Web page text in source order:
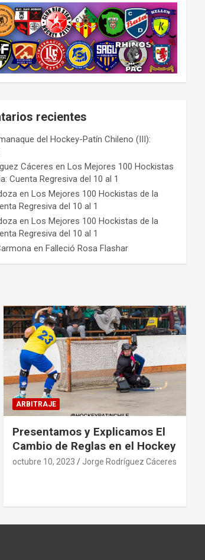
recientes
del Hockey-Patín Chileno (III):
Cáceres enLos Mejores 100 Hockistas
Cuenta Regresiva del 10 al 1
enLos Mejores 100 Hockistas de la
Regresiva del 10 al 1
enLos Mejores 100 Hockistas de la
Regresiva del 10 al 1
enFalleció Rosa Flashar
ARBITRAJE
Presentamos y Explicamos El
Cambio de Reglas en el Hockey
octubre 10, 2023 Jorge Rodríguez Cáceres